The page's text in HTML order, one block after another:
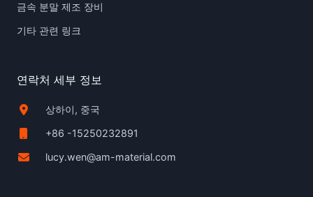
금속 분말 제조 장비
기타 관련 링크
연락처 세부 정보
상하이, 중국
+86 -15250232891
lucy.wen@am-material.com